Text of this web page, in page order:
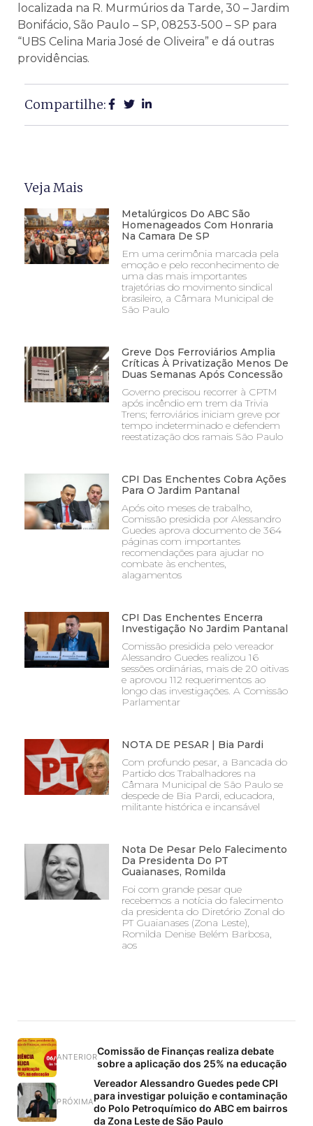
localizada na R. Murmúrios da Tarde, 30 – Jardim
Bonifácio, São Paulo – SP, 08253-500 – SP para
“UBS Celina Maria José de Oliveira” e dá outras
providências.
Compartilhe:
Veja Mais
Metalúrgicos Do ABC São
Homenageados Com Honraria
Na Camara De SP
Em uma cerimônia marcada pela
emoção e pelo reconhecimento de
uma das mais importantes
trajetórias do movimento sindical
brasileiro, a Câmara Municipal de
São Paulo
Greve Dos Ferroviários Amplia
Críticas À Privatização Menos De
Duas Semanas Após Concessão
Governo precisou recorrer à CPTM
após incêndio em trem da Trivia
Trens; ferroviários iniciam greve por
tempo indeterminado e defendem
reestatização dos ramais São Paulo
CPI Das Enchentes Cobra Ações
Para O Jardim Pantanal
Após oito meses de trabalho,
Comissão presidida por Alessandro
Guedes aprova documento de 364
páginas com importantes
recomendações para ajudar no
combate às enchentes,
alagamentos
CPI Das Enchentes Encerra
Investigação No Jardim Pantanal
Comissão presidida pelo vereador
Alessandro Guedes realizou 16
sessões ordinárias, mais de 20 oitivas
e aprovou 112 requerimentos ao
longo das investigações. A Comissão
Parlamentar
NOTA DE PESAR | Bia Pardi
Com profundo pesar, a Bancada do
Partido dos Trabalhadores na
Câmara Municipal de São Paulo se
despede de Bia Pardi, educadora,
militante histórica e incansável
Nota De Pesar Pelo Falecimento
Da Presidenta Do PT
Guaianases, Romilda
Foi com grande pesar que
recebemos a notícia do falecimento
da presidenta do Diretório Zonal do
PT Guaianases (Zona Leste),
Romilda Denise Belém Barbosa,
aos
ANTERIORComissão de Finanças realiza debate
sobre a aplicação dos 25% na educação
PRÓXIMA
Vereador Alessandro Guedes pede CPI
para investigar poluição e contaminação
do Polo Petroquímico do ABC em bairros
da Zona Leste de São Paulo